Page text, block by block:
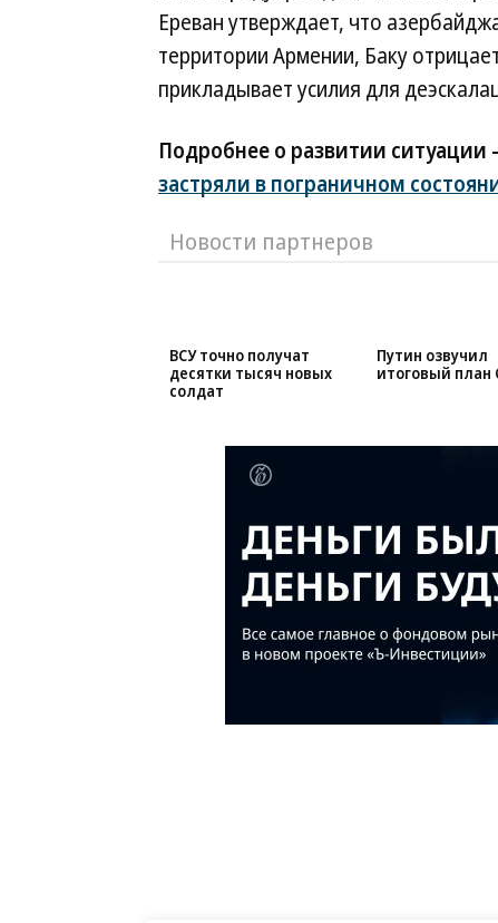
Ереван утверждает, что
территории Армении, Баку
прикладывает усилия для
Подробнее о развитии
застряли в пограничном
Новости партнеров